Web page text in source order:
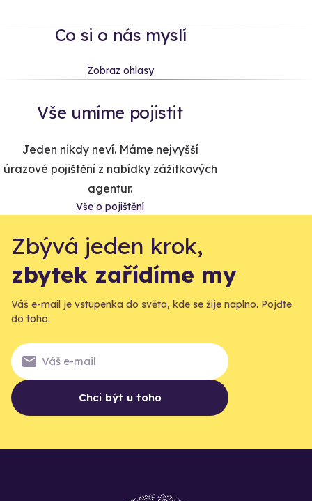
Co si o nás myslí
Zobraz ohlasy
Vše umíme pojistit
Jeden nikdy neví. Máme nejvyšší
úrazové pojištění z nabídky zážitkových
agentur.
Vše o pojištění
Zbývá jeden krok,
zbytek zařídíme my
Váš e-mail je vstupenka do světa, kde se žije naplno. Pojďte
do toho.
Chci být u toho